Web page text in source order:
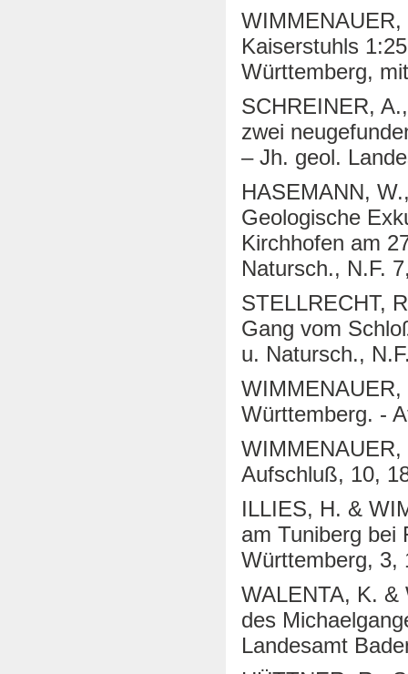
Kaiserstuhls
Württemberg,
SCHREINER,
zwei
– Jh. geol.
HASEMANN,
Geologische
Kirchhofen am
Natursch., N.F.
STELLRECHT,
Gang vom
u. Natursch.,
Württemberg. -
Aufschluß, 10,
ILLIES, H. &
am Tuniberg bei
Württemberg, 3,
WALENTA, K. &
des
Landesamt